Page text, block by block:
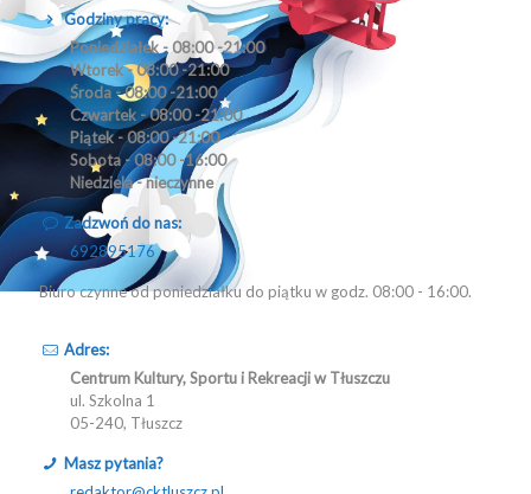
Godziny pracy:
Poniedziałek - 08:00 -21:00
Wtorek - 08:00 -21:00
Środa - 08:00 -21:00
Czwartek - 08:00 -21:00
Piątek - 08:00 -21:00
Sobota - 08:00 -16:00
Niedziela - nieczynne
Zadzwoń do nas:
692895176
Biuro czynne od poniedziałku do piątku w godz. 08:00 - 16:00.
Adres:
Centrum Kultury, Sportu i Rekreacji w Tłuszczu
ul. Szkolna 1
05-240, Tłuszcz
Masz pytania?